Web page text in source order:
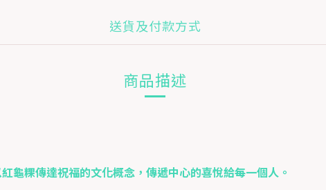
送貨及付款方式
商品描述
粿傳達祝福的文化概念，傳遞中心的喜悅給每一個人。